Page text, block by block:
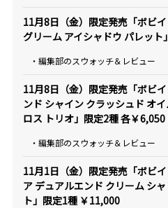
11月8日（金）限定発売「ボビ
グリーム アイシャドウ パレッ
・編集部のスウォッチ＆レビュー
11月8日（金）限定発売「ボビ
ンド シャイン クラッシュド オ
ロス トリオ」限定2種 各￥6,050
・編集部のスウォッチ＆レビュー
11月1日（金）限定発売「ボビ
ア デュアルエンド クリーム シ
ト」限定1種 ￥11,000